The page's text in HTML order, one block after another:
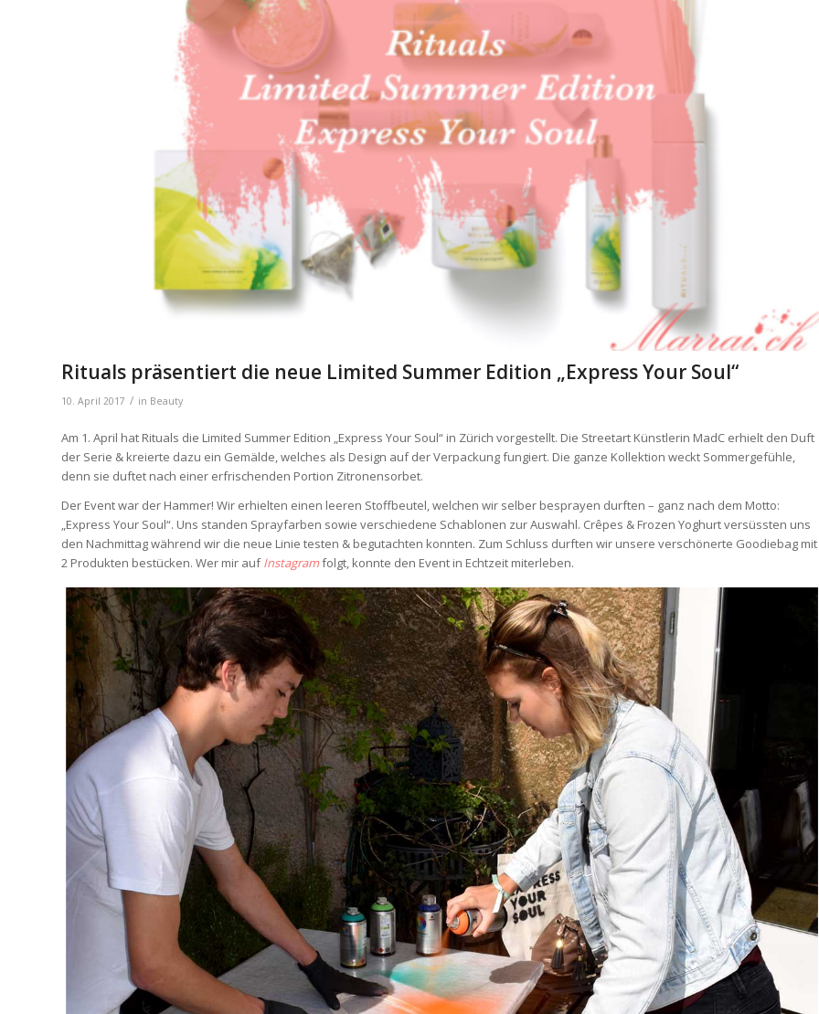
Rituals präsentiert die neue Limited Summer Edition „Express Your Soul“
10. April 2017 / in Beauty
Am 1. April hat Rituals die Limited Summer Edition „Express Your Soul“ in Zürich vorgestellt. Die Streetart Künstlerin MadC erhielt den Duft
der Serie & kreierte dazu ein Gemälde, welches als Design auf der Verpackung fungiert. Die ganze Kollektion weckt Sommergefühle,
denn sie duftet nach einer erfrischenden Portion Zitronensorbet.
Der Event war der Hammer! Wir erhielten einen leeren Stoffbeutel, welchen wir selber besprayen durften – ganz nach dem Motto:
„Express Your Soul“. Uns standen Sprayfarben sowie verschiedene Schablonen zur Auswahl. Crêpes & Frozen Yoghurt versüssten uns
den Nachmittag während wir die neue Linie testen & begutachten konnten. Zum Schluss durften wir unsere verschönerte Goodiebag mit
2 Produkten bestücken. Wer mir aufInstagramfolgt, konnte den Event in Echtzeit miterleben.